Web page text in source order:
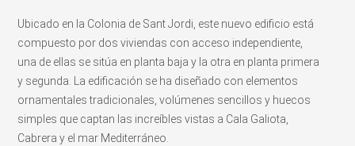
Ubicado en la Colonia de Sant Jordi, este nuevo edificio está
compuesto por dos viviendas con acceso independiente,
una de ellas se sitúa en planta baja y la otra en planta primera
y segunda. La edificación se ha diseñado con elementos
ornamentales tradicionales, volúmenes sencillos y huecos
simples que captan las increíbles vistas a Cala Galiota,
Cabrera y el mar Mediterráneo.